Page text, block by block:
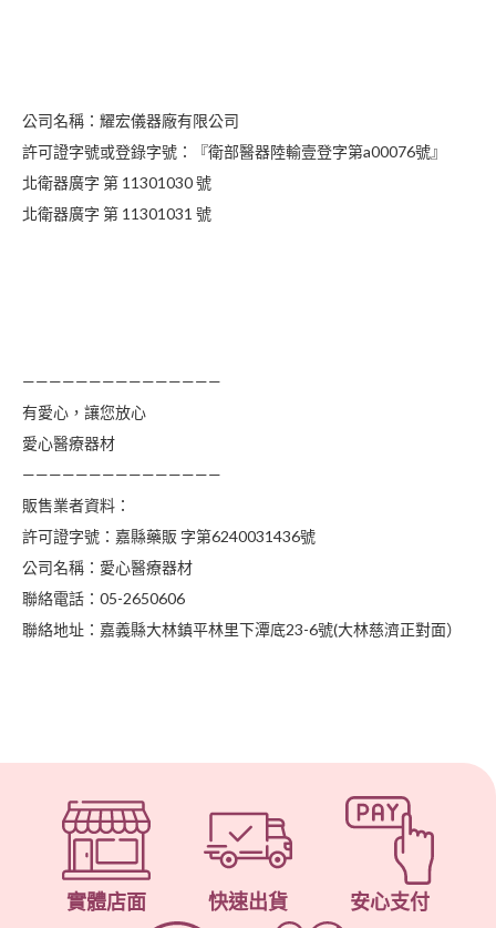
公司名稱：耀宏儀器廠有限公司
許可證字號或登錄字號：『衛部醫器陸輸壹登字第a00076號』
北衛器廣字 第 11301030 號
北衛器廣字 第 11301031 號
———————————————
有愛心，讓您放心
愛心醫療器材
———————————————
販售業者資料：
許可證字號：嘉縣藥販 字第6240031436號
公司名稱：愛心醫療器材
聯絡電話：05-2650606
聯絡地址：嘉義縣大林鎮平林里下潭底23-6號(大林慈濟正對面）
實體店面 快速出貨 安心支付